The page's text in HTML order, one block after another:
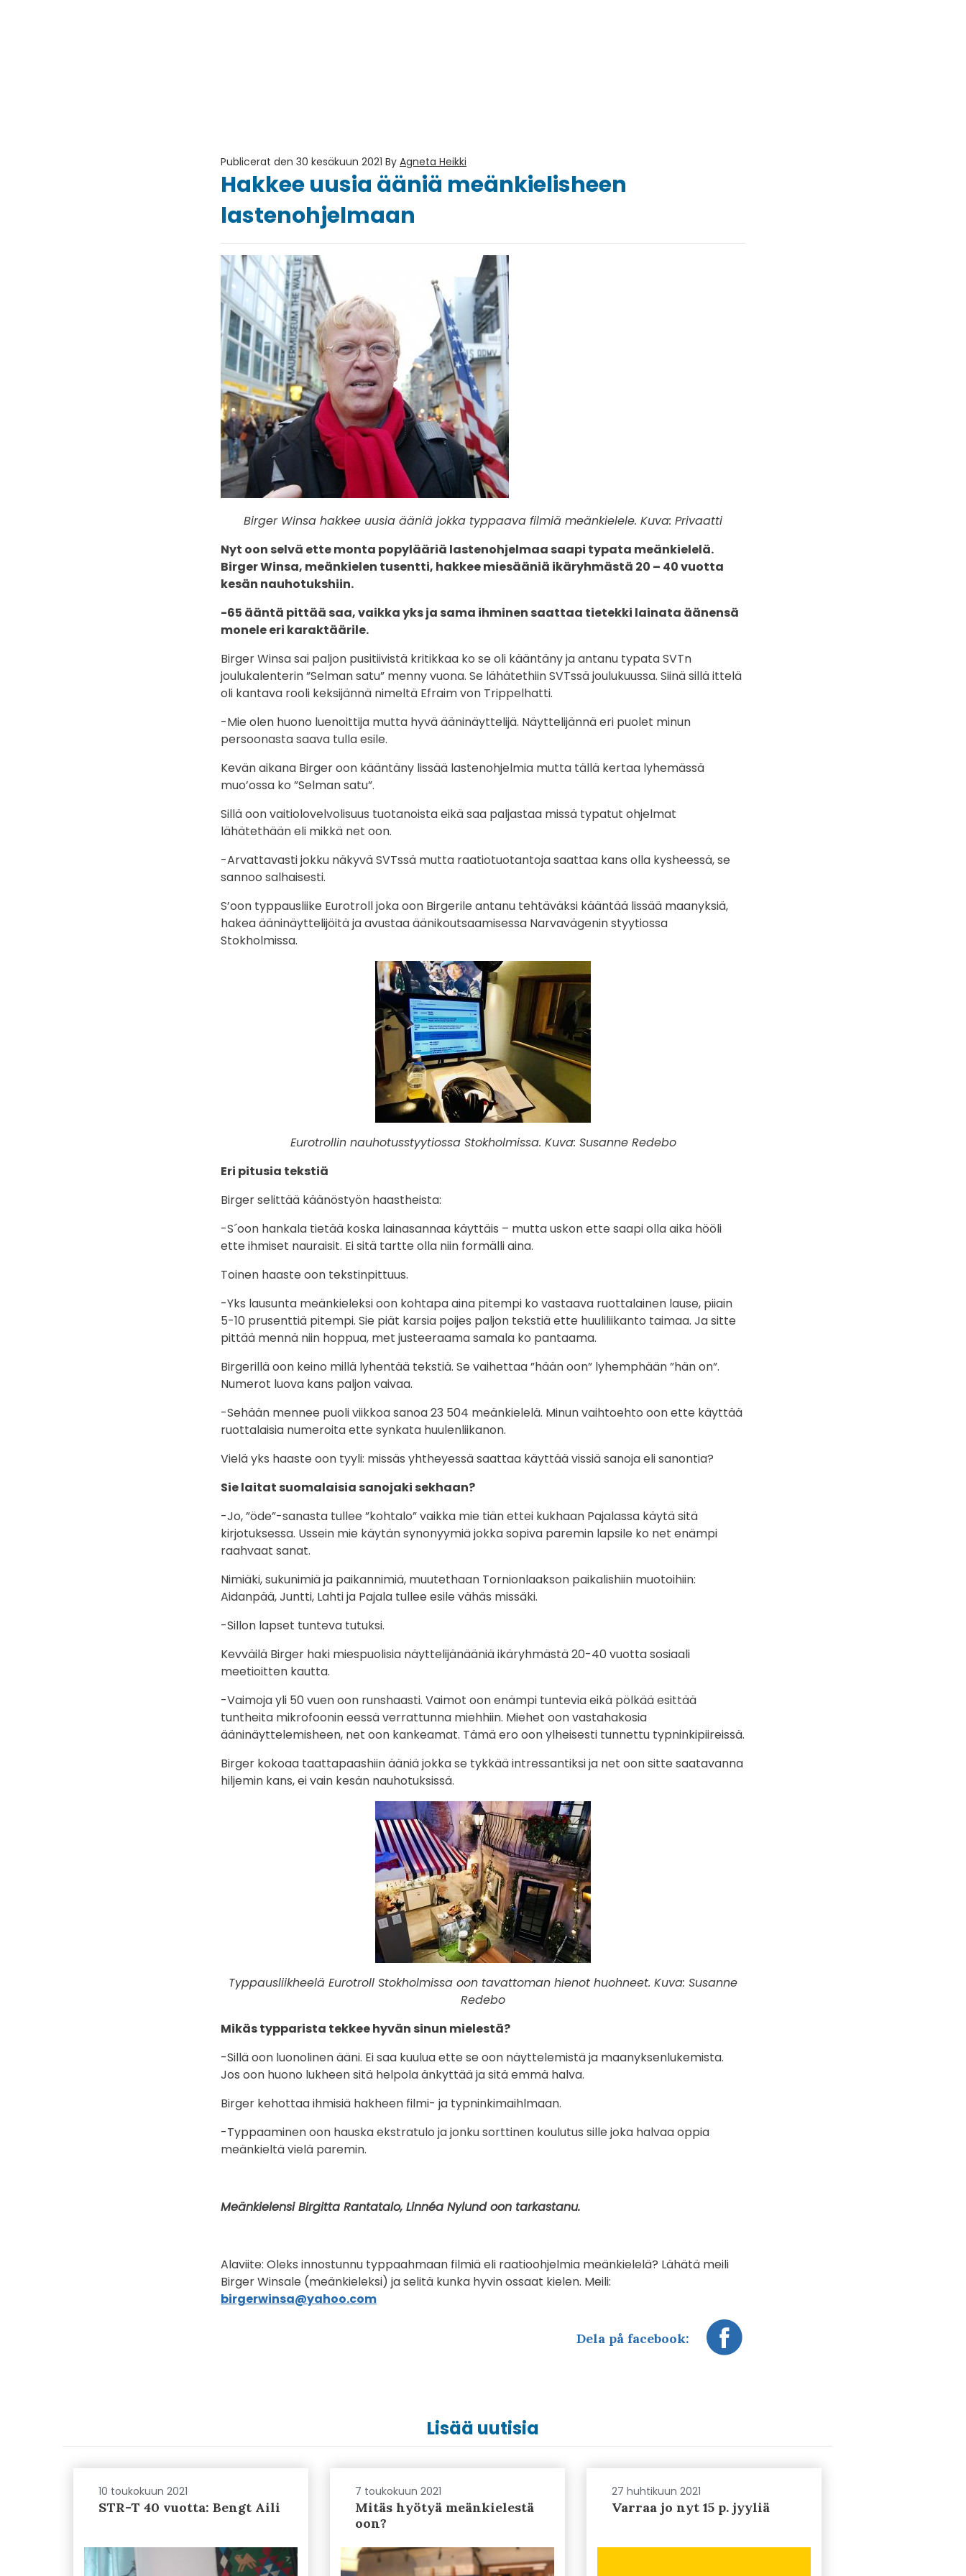
Publicerat den 30 kesäkuun 2021 By Agneta Heikki
Hakkee uusia ääniä meänkielisheen
lastenohjelmaan
Birger Winsa hakkee uusia ääniä jokka typpaava filmiä meänkielele. Kuva: Privaatti
Nyt oon selvä ette monta popylääriä lastenohjelmaa saapi typata meänkielelä.
Birger Winsa, meänkielen tusentti, hakkee miesääniä ikäryhmästä 20 – 40 vuotta
kesän nauhotukshiin.
-65 ääntä pittää saa, vaikka yks ja sama ihminen saattaa tietekki lainata äänensä
monele eri karaktäärile.
Birger Winsa sai paljon pusitiivistä kritikkaa ko se oli kääntäny ja antanu typata SVTn
joulukalenterin ”Selman satu” menny vuona. Se lähätethiin SVTssä joulukuussa. Siinä sillä ittelä
oli kantava rooli keksijännä nimeltä Efraim von Trippelhatti.
-Mie olen huono luenoittija mutta hyvä ääninäyttelijä. Näyttelijännä eri puolet minun
persoonasta saava tulla esile.
Kevän aikana Birger oon kääntäny lissää lastenohjelmia mutta tällä kertaa lyhemässä
muo’ossa ko ”Selman satu”.
Sillä oon vaitiolovelvolisuus tuotanoista eikä saa paljastaa missä typatut ohjelmat
lähätethään eli mikkä net oon.
-Arvattavasti jokku näkyvä SVTssä mutta raatiotuotantoja saattaa kans olla kysheessä, se
sannoo salhaisesti.
S’oon typpausliike Eurotroll joka oon Birgerile antanu tehtäväksi kääntää lissää maanyksiä,
hakea ääninäyttelijöitä ja avustaa äänikoutsaamisessa Narvavägenin styytiossa
Stokholmissa.
Eurotrollin nauhotusstyytiossa Stokholmissa. Kuva: Susanne Redebo
Eri pitusia tekstiä
Birger selittää käänöstyön haastheista:
-S´oon hankala tietää koska lainasannaa käyttäis – mutta uskon ette saapi olla aika hööli
ette ihmiset nauraisit. Ei sitä tartte olla niin formälli aina.
Toinen haaste oon tekstinpittuus.
-Yks lausunta meänkieleksi oon kohtapa aina pitempi ko vastaava ruottalainen lause, piiain
5-10 prusenttiä pitempi. Sie piät karsia poijes paljon tekstiä ette huuliliikanto taimaa. Ja sitte
pittää mennä niin hoppua, met justeeraama samala ko pantaama.
Birgerillä oon keino millä lyhentää tekstiä. Se vaihettaa ”hään oon” lyhemphään ”hän on”.
Numerot luova kans paljon vaivaa.
-Sehään mennee puoli viikkoa sanoa 23 504 meänkielelä. Minun vaihtoehto oon ette käyttää
ruottalaisia numeroita ette synkata huulenliikanon.
Vielä yks haaste oon tyyli: missäs yhtheyessä saattaa käyttää vissiä sanoja eli sanontia?
Sie laitat suomalaisia sanojaki sekhaan?
-Jo, ”öde”-sanasta tullee ”kohtalo” vaikka mie tiän ettei kukhaan Pajalassa käytä sitä
kirjotuksessa. Ussein mie käytän synonyymiä jokka sopiva paremin lapsile ko net enämpi
raahvaat sanat.
Nimiäki, sukunimiä ja paikannimiä, muutethaan Tornionlaakson paikalishiin muotoihiin:
Aidanpää, Juntti, Lahti ja Pajala tullee esile vähäs missäki.
-Sillon lapset tunteva tutuksi.
Kevväilä Birger haki miespuolisia näyttelijänääniä ikäryhmästä 20-40 vuotta sosiaali
meetioitten kautta.
-Vaimoja yli 50 vuen oon runshaasti. Vaimot oon enämpi tuntevia eikä pölkää esittää
tuntheita mikrofoonin eessä verrattunna miehhiin. Miehet oon vastahakosia
ääninäyttelemisheen, net oon kankeamat. Tämä ero oon ylheisesti tunnettu typninkipiireissä.
Birger kokoaa taattapaashiin ääniä jokka se tykkää intressantiksi ja net oon sitte saatavanna
hiljemin kans, ei vain kesän nauhotuksissä.
Typpausliikheelä Eurotroll Stokholmissa oon tavattoman hienot huohneet. Kuva: Susanne
Redebo
Mikäs typparista tekkee hyvän sinun mielestä?
-Sillä oon luonolinen ääni. Ei saa kuulua ette se oon näyttelemistä ja maanyksenlukemista.
Jos oon huono lukheen sitä helpola änkyttää ja sitä emmä halva.
Birger kehottaa ihmisiä hakheen filmi- ja typninkimaihlmaan.
-Typpaaminen oon hauska ekstratulo ja jonku sorttinen koulutus sille joka halvaa oppia
meänkieltä vielä paremin.
Meänkielensi Birgitta Rantatalo, Linnéa Nylund oon tarkastanu.
Alaviite: Oleks innostunnu typpaahmaan filmiä eli raatioohjelmia meänkielelä? Lähätä meili
Birger Winsale (meänkieleksi) ja selitä kunka hyvin ossaat kielen. Meili:
birgerwinsa@yahoo.com
Dela på facebook:
Lisää uutisia
10 toukokuun 2021
STR-T 40 vuotta: Bengt Aili
7 toukokuun 2021
Mitäs hyötyä meänkielestä
oon?
27 huhtikuun 2021
Varraa jo nyt 15 p. jyyliä